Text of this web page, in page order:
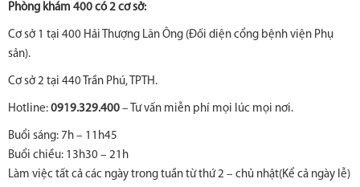
Phòng khám 400 có 2 cơ sở:
Cơ sở 1 tại 400 Hải Thượng Lãn Ông (Đối diện cổng bệnh viện Phụ
sản).
Cơ sở 2 tại 440 Trần Phú, TPTH.
Hotline: 0919.329.400 – Tư vấn miễn phí mọi lúc mọi nơi.
Buổi sáng: 7h – 11h45
Buổi chiều: 13h30 – 21h
Làm việc tất cả các ngày trong tuần từ thứ 2 – chủ nhật(Kể cả ngày lễ)